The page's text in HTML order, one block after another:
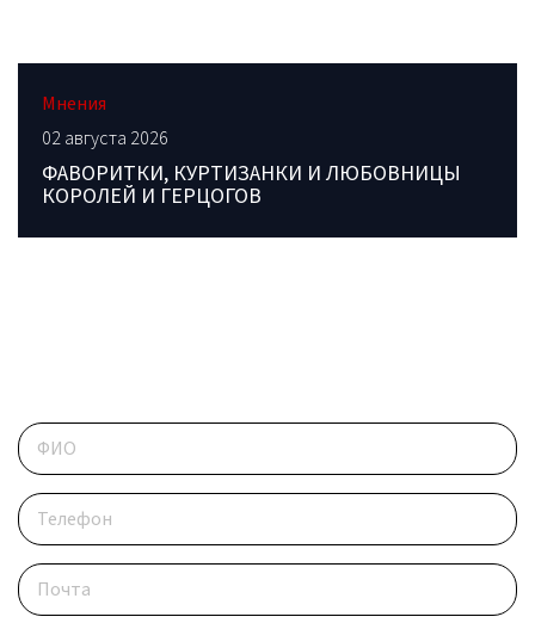
Мнения
02 августа 2026
ФАВОРИТКИ, КУРТИЗАНКИ И ЛЮБОВНИЦЫ
КОРОЛЕЙ И ГЕРЦОГОВ